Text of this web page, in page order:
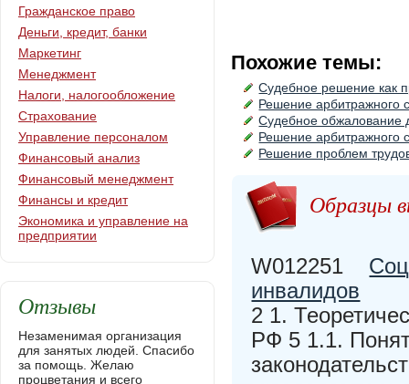
Похожие темы:
Судебное решение как
Решение арбитражного
Судебное обжалование
Решение арбитражного
Решение проблем
Образцы
W012251
инвалидов
2 1.
РФ 5 1.1.
Гражданское право
Деньги, кредит, банки
Маркетинг
Менеджмент
Налоги, налогообложение
Страхование
Управление персоналом
Финансовый анализ
Финансовый менеджмент
Финансы и кредит
Экономика и управление на
предприятии
Отзывы
Незаменимая организация
для занятых людей. Спасибо
за помощь. Желаю
процветания и всего